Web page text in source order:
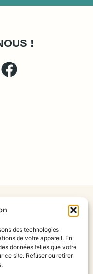
des technologies
de votre appareil. En
données telles que votre
ce site. Refuser ou retirer
!